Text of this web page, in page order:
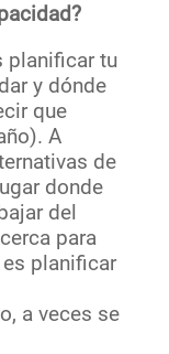
planificar tu
y dónde
que
A
de
donde
del
para
planificar
a veces se